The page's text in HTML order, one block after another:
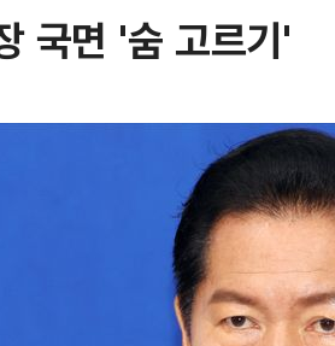
국면 '숨 고르기'